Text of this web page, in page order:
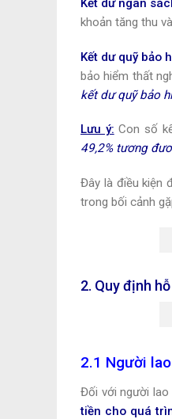
Kết dư ngân
khoản tăng thu
Kết dư quỹ bảo
bảo hiểm thất
kết dư quỹ bảo
Lưu ý: Con số
49,2% tương
Đây là điều kiện
trong bối cảnh
2. Quy định
2.1 Người
Đối với người lao
tiền cho quá